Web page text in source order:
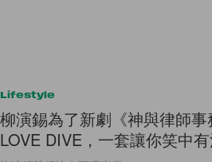
Lifestyle
柳演錫為了新劇《神與律師
LOVE DIVE，一套讓你笑中